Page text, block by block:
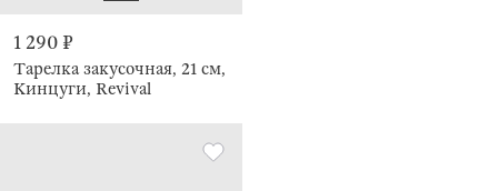
1 290 ₽
Тарелка закусочная, 21 см,
Кинцуги, Revival